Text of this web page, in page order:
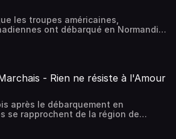
les troupes américaines,
ont débarqué en Normandie,
tentent d’empêcher l'arrivée de
d'à peine 13 ans, Annette Lajon
pas à s'enfuir avant l'arrivée d'un
s'arrête ou si l'une des mines
ne connaîtra jamais les joies de la
- Rien ne résiste à l'Amour
après le débarquement en
se rapprochent de la région de
locale mène des actions de guérilla
de l'armée allemande.